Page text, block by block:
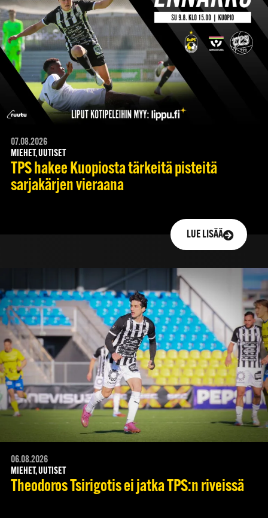
07.08.2026
MIEHET, UUTISET
TPS hakee Kuopiosta tärkeitä pisteitä
sarjakärjen vieraana
LUE LISÄÄ
06.08.2026
MIEHET, UUTISET
Theodoros Tsirigotis ei jatka TPS:n riveissä